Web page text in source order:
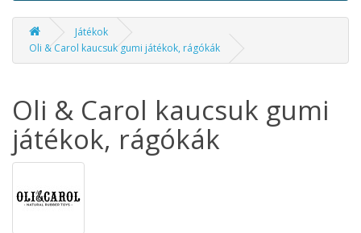
Játékok
Oli & Carol kaucsuk gumi játékok, rágókák
Oli & Carol kaucsuk gumi
játékok, rágókák